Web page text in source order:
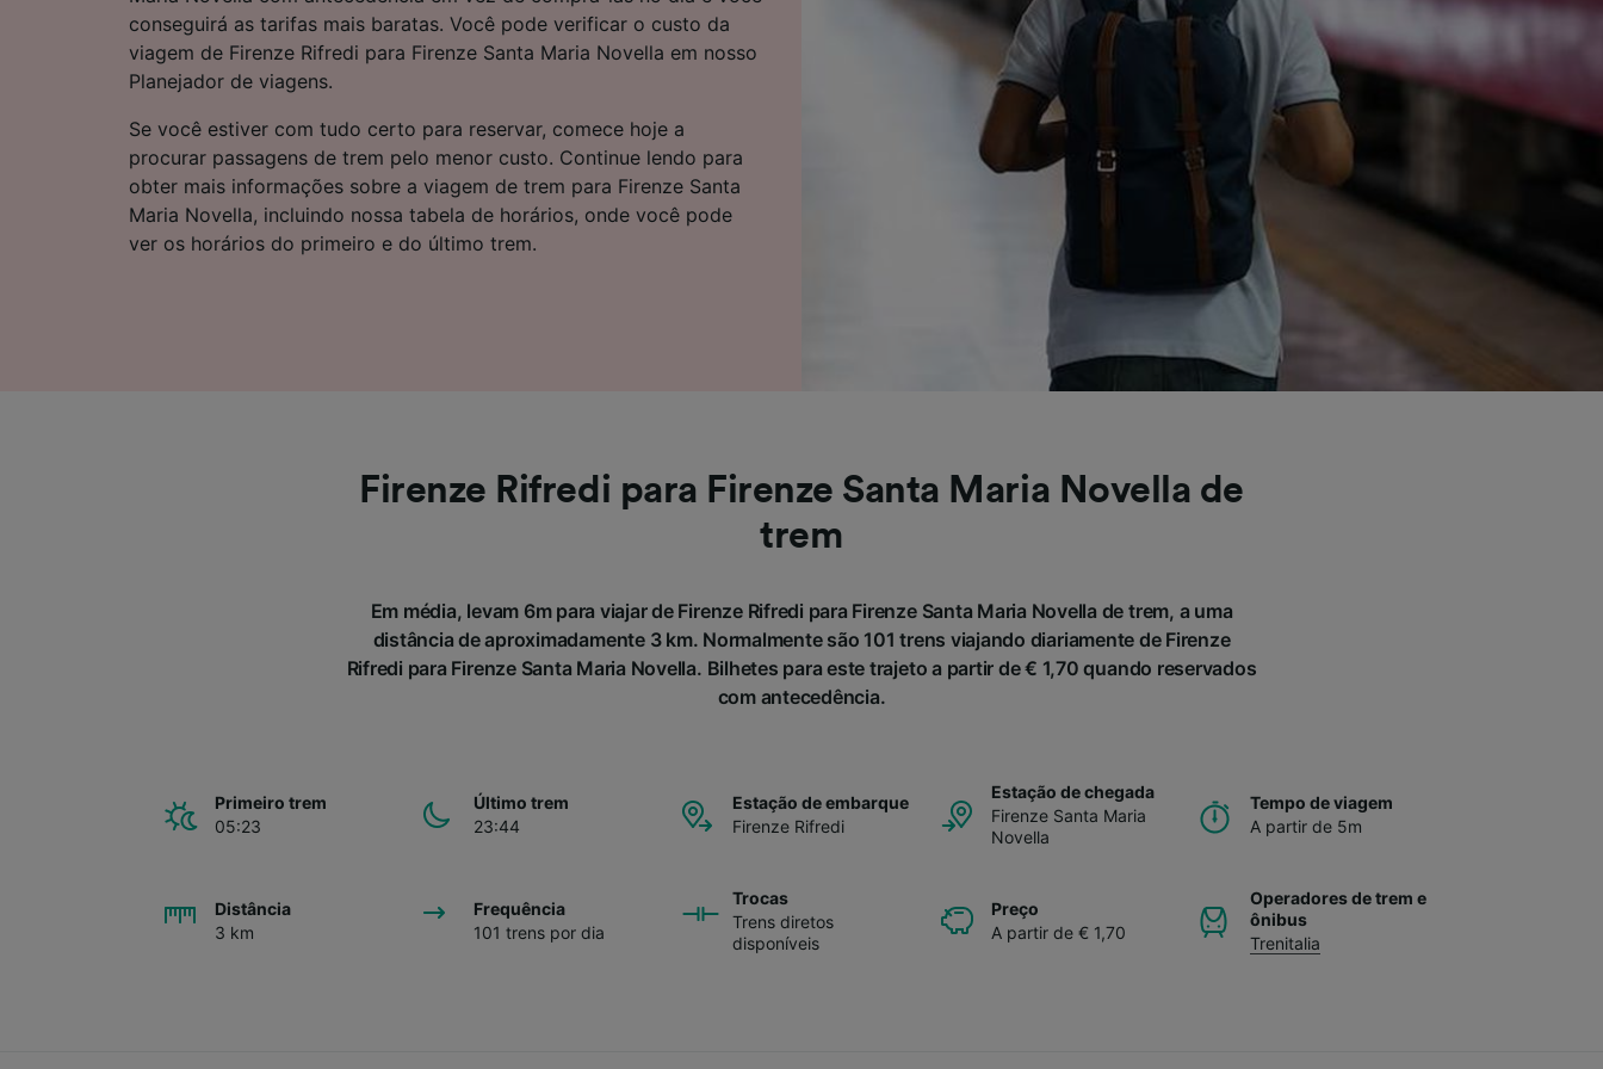
conseguirá as tarifas mais baratas. Você pode verificar o custo da
viagem de Firenze Rifredi para Firenze Santa Maria Novella em nosso
Planejador de viagens.
Se você estiver com tudo certo para reservar, comece hoje a
procurar passagens de trem pelo menor custo. Continue lendo para
obter mais informações sobre a viagem de trem para Firenze Santa
Maria Novella, incluindo nossa tabela de horários, onde você pode
ver os horários do primeiro e do último trem.
Firenze Rifredi para Firenze Santa Maria Novella de
trem
Em média, levam 6m para viajar de Firenze Rifredi para Firenze Santa Maria Novella de trem, a uma
distância de aproximadamente 3 km. Normalmente são 101 trens viajando diariamente de Firenze
Rifredi para Firenze Santa Maria Novella. Bilhetes para este trajeto a partir de € 1,70 quando reservados
com antecedência.
Primeiro trem
05:23
Último trem
23:44
Estação de embarque
Firenze Rifredi
Estação de chegada
Firenze Santa Maria
Novella
Tempo de viagem
A partir de 5m
Distância
3 km
Frequência
101 trens por dia
Trocas
Trens diretos
disponíveis
Preço
A partir de € 1,70
Operadores de trem e
ônibus
Trenitalia
Lista de parceiros (fornecedores)